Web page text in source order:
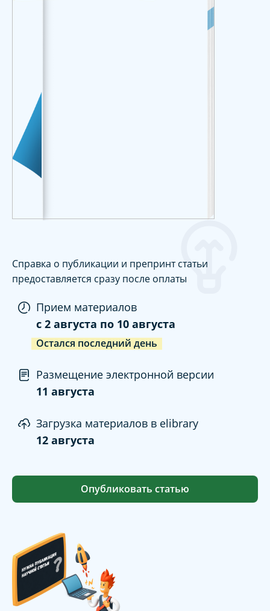
Справка о публикации и препринт статьи
предоставляется сразу после оплаты
Прием материалов
c 2 августа по 10 августа
Остался последний день
Размещение электронной версии
11 августа
Загрузка материалов в elibrary
12 августа
Опубликовать статью